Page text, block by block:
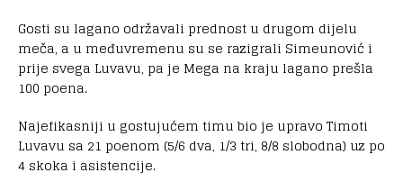
Gosti su lagano održavali prednost u drugom dijelu
meča, a u međuvremenu su se razigrali Simeunović i
prije svega Luvavu, pa je Mega na kraju lagano prešla
100 poena.
Najefikasniji u gostujućem timu bio je upravo Timoti
Luvavu sa 21 poenom (5/6 dva, 1/3 tri, 8/8 slobodna) uz po
4 skoka i asistencije.